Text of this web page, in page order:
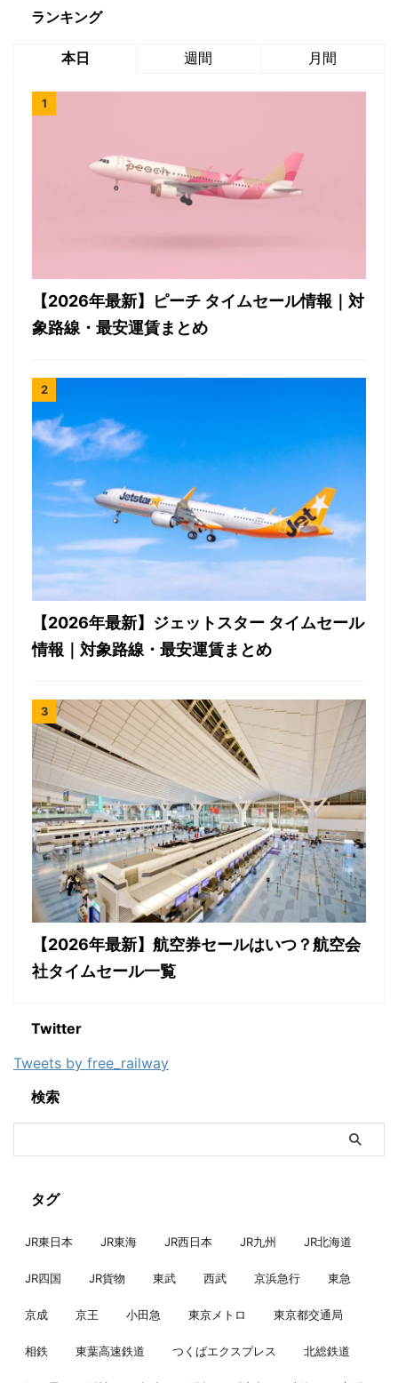
ランキング
本日 週間 月間
【2026年最新】ピーチ タイムセール情報｜対
象路線・最安運賃まとめ
【2026年最新】ジェットスター タイムセール
情報｜対象路線・最安運賃まとめ
【2026年最新】航空券セールはいつ？航空会
社タイムセール一覧
Twitter
Tweets by free_railway
検索
タグ
JR東日本 JR東海 JR西日本 JR九州 JR北海道
JR四国 JR貨物 東武 西武 京浜急行 東急
京成 京王 小田急 東京メトロ 東京都交通局
相鉄 東葉高速鉄道 つくばエクスプレス 北総鉄道